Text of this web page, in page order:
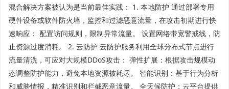
混合解决方案被认为是当前最佳实践： 1. 本地防护 通过部署专用
硬件设备或软件防火墙，监控和过滤恶意流量，在攻击初期进行快
速响应： 配置访问规则，限制异常流量。 设置网络带宽警戒线，防
止资源过度消耗。 2. 云防护 云防护服务利用全球分布式节点进行
流量清洗，可应对大规模DDoS攻击： 弹性扩展：根据攻击规模动
态调整防护能力，避免本地资源被耗尽。 智能识别：基于行为分析
和威胁情报，精准识别和拦截恶意流量。 全天候防护：云平台提供